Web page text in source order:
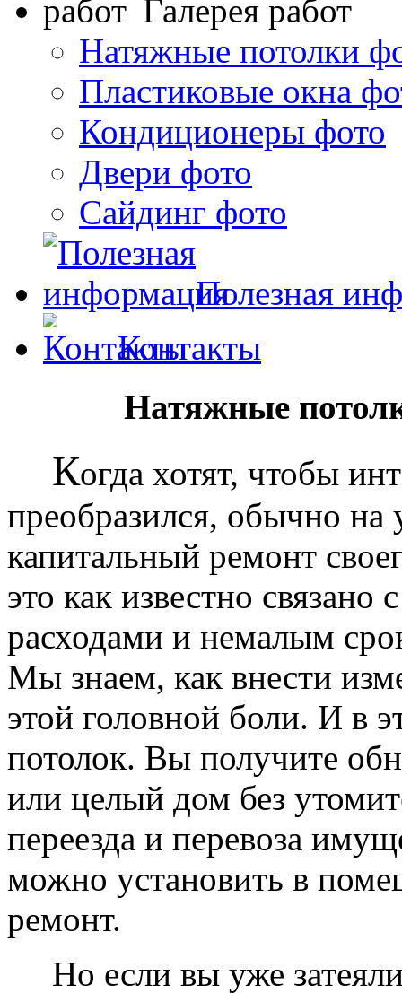
Галерея работ
Натяжные потолки
Пластиковые окна
Кондиционеры фото
Двери фото
Сайдинг фото
Полезная
Контакты
Натяжные
Когда хотят, чтобы
преобразился, обычно на
капитальный ремонт
это как известно
расходами и немалым
Мы знаем, как внести
этой головной боли. И в
потолок. Вы получите
или целый дом без
переезда и перевоза
можно установить в
ремонт.
Но если вы уже